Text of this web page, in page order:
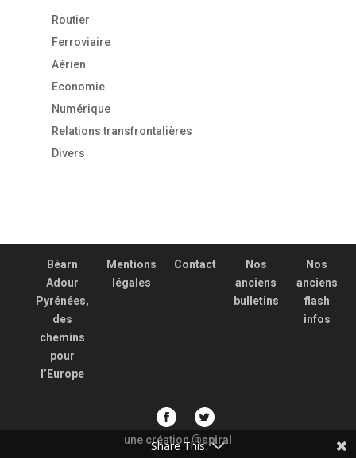
Routier
Ferroviaire
Aérien
Economie
Numérique
Relations transfrontalières
Divers
Béarn
Adour
Pyrénées,
des
chemins
pour
l’Europe
Mentions
légales
Contact
Nos
anciens
bulletins
Nos
anciens
flash
infos
une création@spiral
Share This